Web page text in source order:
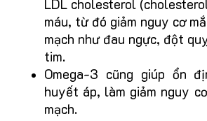
LDL cholesterol
máu, từ đó giảm nguy cơ
mạch như đau ngực, đột
tim.
Omega-3 cũng giúp ổn
huyết áp, làm giảm nguy
mạch.